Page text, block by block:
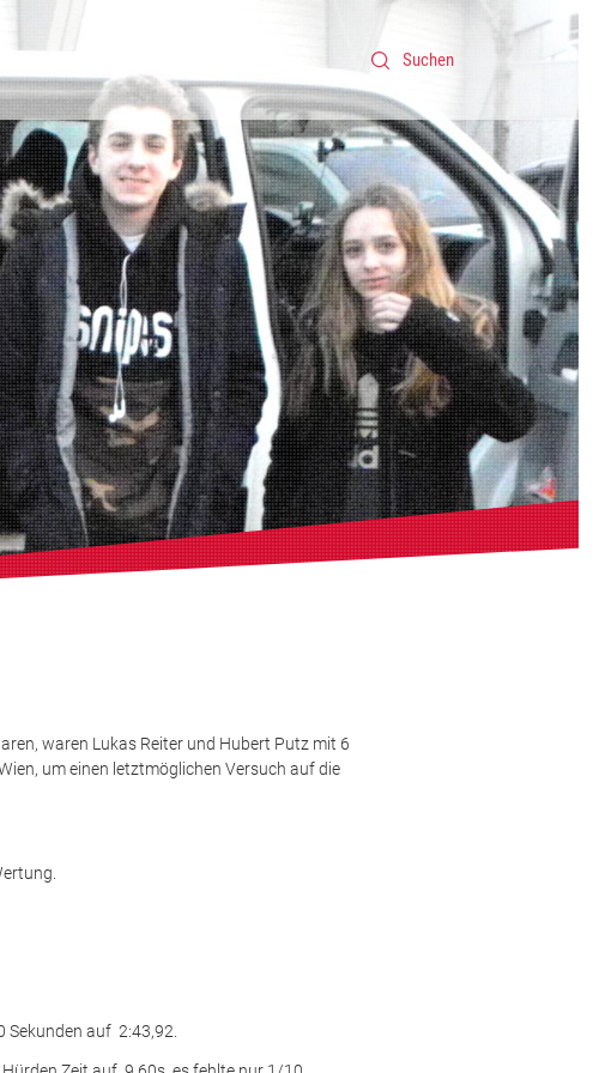
waren Lukas Reiter und Hubert Putz mit 6
um einen letztmöglichen Versuch auf die
Sekunden auf 2:43,92.